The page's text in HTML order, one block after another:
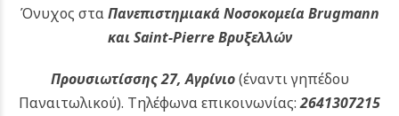
Όνυχος σταΠανεπιστημιακά Νοσοκομεία Brugmann
και Saint-Pierre Βρυξελλών
Προυσιωτίσσης 27, Αγρίνιο(έναντι γηπέδου
Παναιτωλικού). Τηλέφωνα επικοινωνίας:2641307215